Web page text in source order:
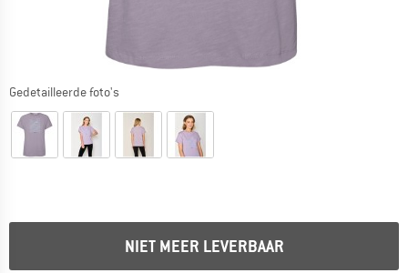
Gedetailleerde foto's
NIET MEER LEVERBAAR